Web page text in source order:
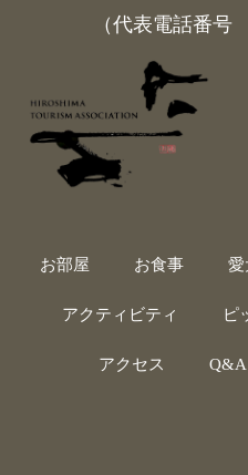
（代表電話番号
お部屋 お食事 愛
アクティビティ ピ
アクセス Q&A